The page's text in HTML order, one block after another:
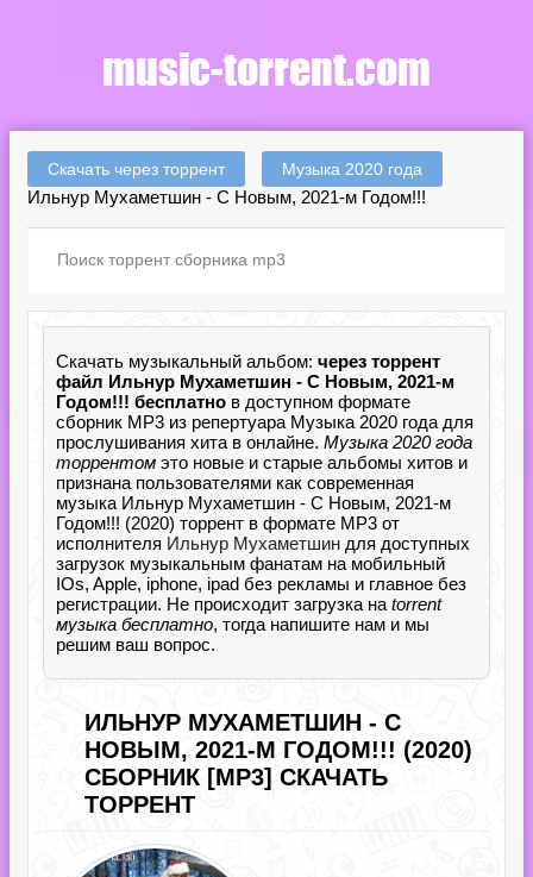
Скачать через торрент Музыка 2020 года
Ильнур Мухаметшин - С Новым, 2021-м Годом!!!
Скачать музыкальный альбом: через торрент
файл Ильнур Мухаметшин - С Новым, 2021-м
Годом!!! бесплатно в доступном формате
сборник MP3 из репертуара Музыка 2020 года для
прослушивания хита в онлайне. Музыка 2020 года
торрентом это новые и старые альбомы хитов и
признана пользователями как современная
музыка Ильнур Мухаметшин - С Новым, 2021-м
Годом!!! (2020) торрент в формате MP3 от
исполнителя Ильнур Мухаметшин для доступных
загрузок музыкальным фанатам на мобильный
IOs, Apple, iphone, ipad без рекламы и главное без
регистрации. Не происходит загрузка на torrent
музыка бесплатно, тогда напишите нам и мы
решим ваш вопрос.
ИЛЬНУР МУХАМЕТШИН - С
НОВЫМ, 2021-М ГОДОМ!!! (2020)
СБОРНИК [MP3] СКАЧАТЬ
ТОРРЕНТ